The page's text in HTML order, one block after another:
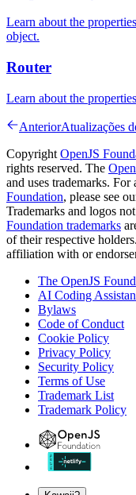
Learn about the
object.
Router
Learn about the
AnteriorAtualizações
Copyright OpenJS
rights reserved. The
and uses trademarks.
Foundation, please see
Trademarks and logos
Foundation trademarks
of their respective
affiliation with or
The OpenJS
AI Coding
Bylaws
Code of Conduct
Cookie Policy
Privacy Policy
Security Policy
Terms of Use
Trademark List
Trademark Policy